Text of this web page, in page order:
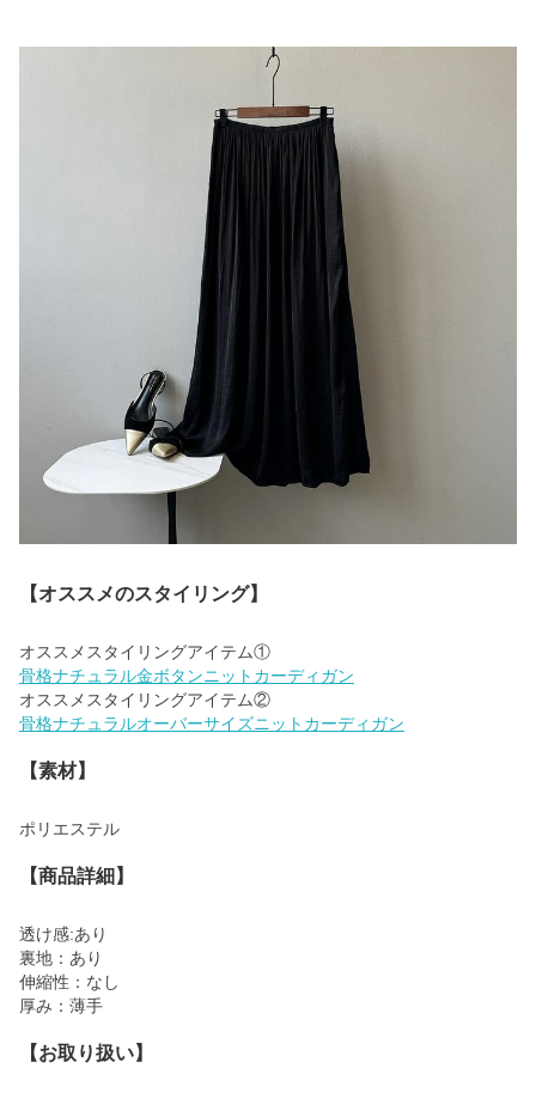
【オススメのスタイリング】
骨格ナチュラル金ボタンニットカーディガン
骨格ナチュラルオーバーサイズニットカーディガン
【素材】
ポリエステル
【商品詳細】
透け感:あり
裏地：あり
伸縮性：なし
厚み：薄手
【お取り扱い】